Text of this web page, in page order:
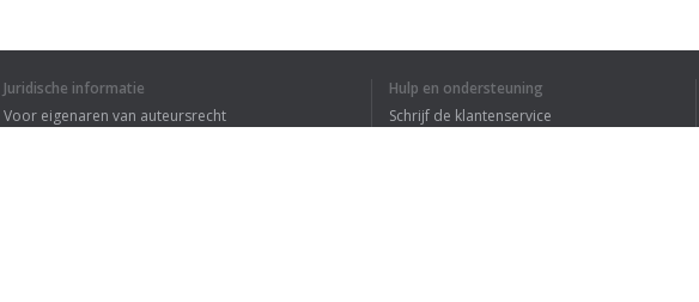
Juridische informatie
Voor eigenaren van auteursrecht
Hulp en ondersteuning
Schrijf de klantenservice